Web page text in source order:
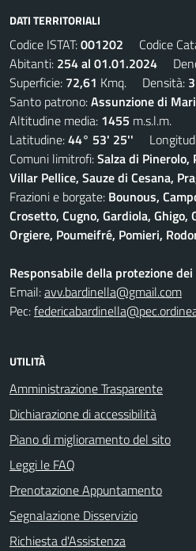
DATI TERRITORIALI
Codice ISTAT:001202 Codice
Abitanti: 254 al 01.01.2024
Superficie: 72,61 Kmq. Densità: 3
Santo patrono:Assunzione di
Altitudine media: 1455 m.s.l.m.
Latitudine:44° 53' 25''
Comuni limitrofi:Salza di Pinerolo,
Villar Pellice, Sauze di Cesana,
Frazioni e borgate: Bounous,
Crosetto, Cugno, Gardiola,
Orgiere, Poumeifré, Pomieri,
Responsabile della protezione dei
Email:avv.bardinella@gmail.com
Pec:
UTILITÀ
Amministrazione Trasparente
Dichiarazione di accessibilità
Piano di miglioramento del sito
Leggi le FAQ
Prenotazione Appuntamento
Segnalazione Disservizio
Richiesta d'Assistenza